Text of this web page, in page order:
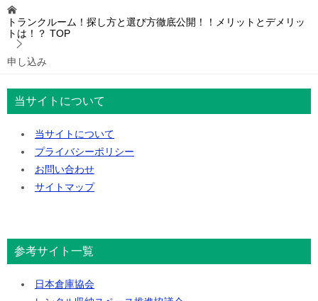
トランクルーム！探し方と選び方徹底公開！！メリットとデメリッ
トは！？ TOP
申し込み
当サイトについて
当サイトについて
プライバシーポリシー
お問い合わせ
サイトマップ
参考サイト一覧
日本倉庫協会